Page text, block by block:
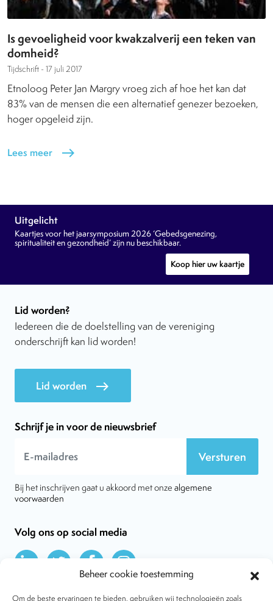
Beheer cookie toestemming
Om de beste ervaringen te bieden, gebruiken wij technologieën zoals
Is gevoeligheid voor kwakzalverij een teken van
domheid?
Tijdschrift - 17 juli 2017
Etnoloog Peter Jan Margry vroeg zich af hoe het kan dat
83% van de mensen die een alternatief genezer bezoeken,
hoger opgeleid zijn.
Lees meer east
Uitgelicht
Kaartjes voor het jaarsymposium 2026 ‘Gebedsgenezing,
spiritualiteit en gezondheid’ zijn nu beschikbaar.
Koop hier uw kaartje
Lid worden?
Iedereen die de doelstelling van de vereniging
onderschrijft kan lid worden!
Lid worden east
Schrijf je in voor de nieuwsbrief
Versturen
Bij het inschrijven gaat u akkoord met onze algemene
voorwaarden
Volg ons op social media